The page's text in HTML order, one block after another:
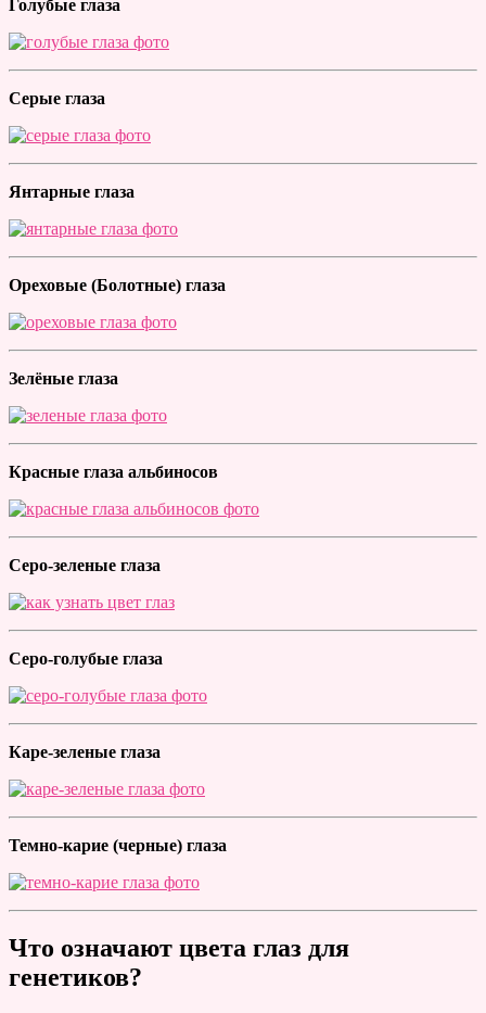
Голубые глаза
Серые глаза
Янтарные глаза
Ореховые (Болотные) глаза
Зелёные глаза
Красные глаза альбиносов
Серо-зеленые глаза
Серо-голубые глаза
Каре-зеленые глаза
Темно-карие (черные) глаза
Что означают цвета глаз для
генетиков?